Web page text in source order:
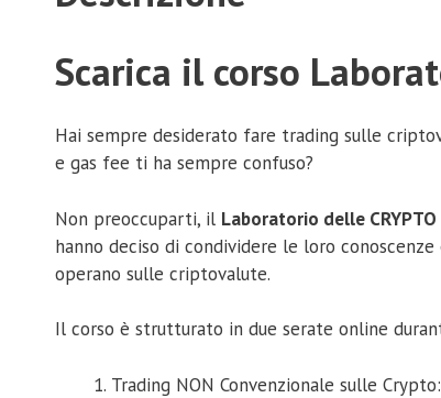
Scarica il corso
Hai sempre desiderato fare trading sulle
e gas fee ti ha sempre confuso?
Non preoccuparti, il Laboratorio delle CRYPTO
hanno deciso di condividere le loro
operano sulle criptovalute.
Il corso è strutturato in due serate online
Trading NON Convenzionale sulle